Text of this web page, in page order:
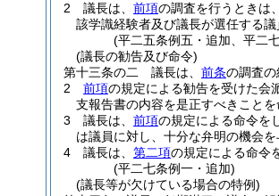
2
議長は、 前項の調査を行うときは
該学識経験者及び議長が選任する
(平二五条例五・追加、平二
(議長の勧告及び命令)
第十三条の二
議長は、 前条の調査
2
前項の規定による勧告を受けた会
支報告書の内容を是正すべきことを
3
議長は、 前項の規定による命令を
は議員に対し、十分な弁明の機会を
4
議長は、 第二項の規定による命令
(平二七条例一・追加)
(議長等が欠けている場合の特例)